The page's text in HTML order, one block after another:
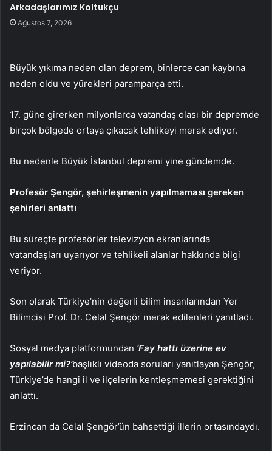
Arkadaşlarımız Koltukçu
Ağustos 7, 2026
Büyük yıkıma neden olan deprem, binlerce can kaybına
neden oldu ve yürekleri paramparça etti.
17. güne girerken milyonlarca vatandaş olası bir depremde
birçok bölgede ortaya çıkacak tehlikeyi merak ediyor.
Bu nedenle Büyük İstanbul depremi yine gündemde.
Profesör Şengör, şehirleşmenin yapılmaması gereken
şehirleri anlattı
Bu süreçte profesörler televizyon ekranlarında
vatandaşları uyarıyor ve tehlikeli alanlar hakkında bilgi
veriyor.
Son olarak Türkiye’nin değerli bilim insanlarından Yer
Bilimcisi Prof. Dr. Celal Şengör merak edilenleri yanıtladı.
Sosyal medya platformundan ‘Fay hattı üzerine ev
yapılabilir mi?’başlıklı videoda soruları yanıtlayan Şengör,
Türkiye’de hangi il ve ilçelerin kentleşmemesi gerektiğini
anlattı.
Erzincan da Celal Şengör’ün bahsettiği illerin ortasındaydı.